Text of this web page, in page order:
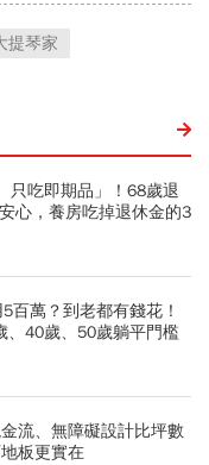
提琴家
只吃即期品」！68歲退
心，養房吃掉退休金的3
百萬？到老都有錢花！
、40歲、50歲躺平門檻
流、無障礙設計比坪數
板更實在